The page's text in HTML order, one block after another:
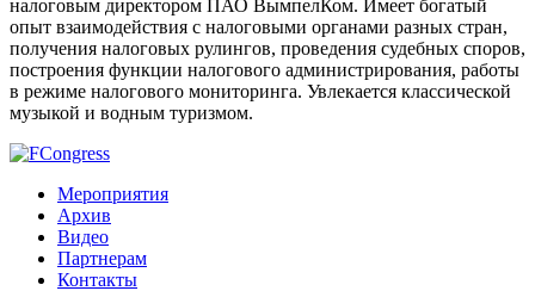
налоговым директором ПАО ВымпелКом. Имеет богатый
опыт взаимодействия с налоговыми органами разных стран,
получения налоговых рулингов, проведения судебных споров,
построения функции налогового администрирования, работы
в режиме налогового мониторинга. Увлекается классической
музыкой и водным туризмом.
Мероприятия
Архив
Видео
Партнерам
Контакты